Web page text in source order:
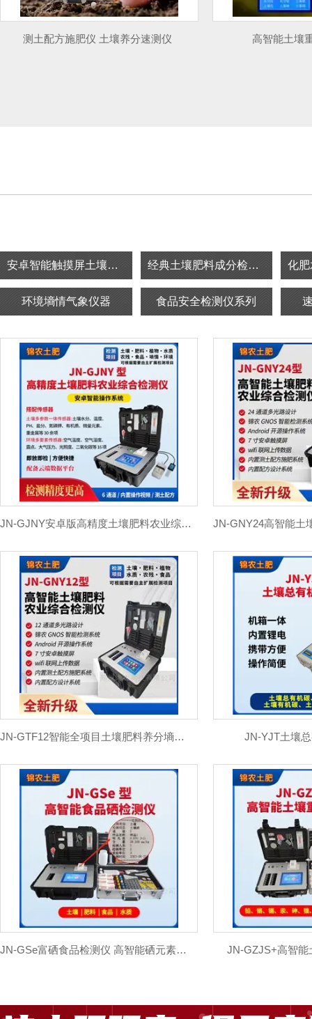
测土配方施肥仪 土壤养分速测仪 高智能土壤
安卓智能触摸屏土壤检测仪 经典土壤肥料成分检测仪
环境墒情气象仪器 食品安全检测仪系列
JN-GJNY安卓版高精度土壤肥料农业综合检测仪
JN-GTF12智能全项目土壤肥料养分墒情检测仪 JN-YJT土壤
JN-GSe富硒食品检测仪 高智能硒元素分析仪 JN-GZJS+高智能